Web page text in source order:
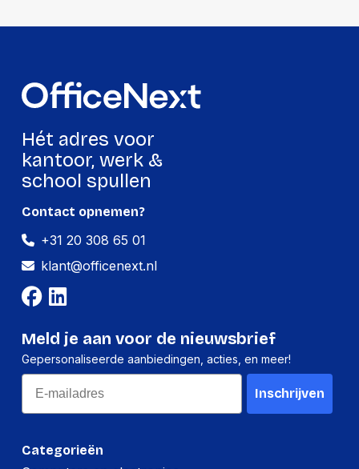
Hét adres voor
kantoor, werk &
school spullen
Categorieën
Contact opnemen?
+31 20 308 65 01
klant@officenext.nl
Meld je aan voor de nieuwsbrief
Gepersonaliseerde aanbiedingen, acties, en meer!
Email
Inschrijven